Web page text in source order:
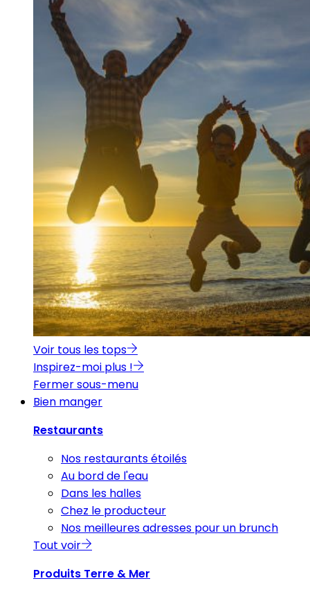
Voir tous les tops
Inspirez-moi plus !
Fermer sous-menu
Bien manger
Restaurants
Nos restaurants étoilés
Au bord de l'eau
Dans les halles
Chez le producteur
Nos meilleures adresses pour un brunch
Tout voir
Produits Terre & Mer